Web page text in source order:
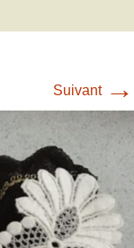
Suivant →